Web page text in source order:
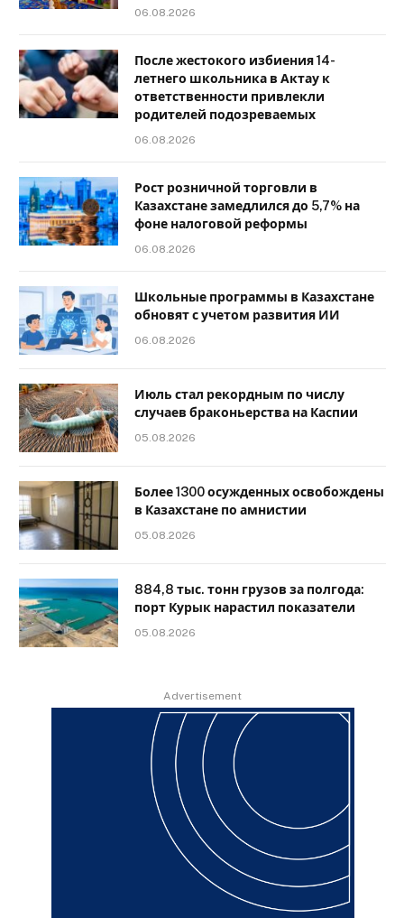
06.08.2026
После жестокого избиения 14-
летнего школьника в Актау к
ответственности привлекли
родителей подозреваемых
06.08.2026
Рост розничной торговли в
Казахстане замедлился до 5,7% на
фоне налоговой реформы
06.08.2026
Школьные программы в Казахстане
обновят с учетом развития ИИ
06.08.2026
Июль стал рекордным по числу
случаев браконьерства на Каспии
05.08.2026
Более 1300 осужденных освобождены
в Казахстане по амнистии
05.08.2026
884,8 тыс. тонн грузов за полгода:
порт Курык нарастил показатели
05.08.2026
Advertisement